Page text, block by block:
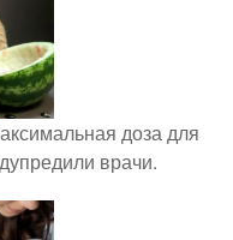
доза для
врачи.